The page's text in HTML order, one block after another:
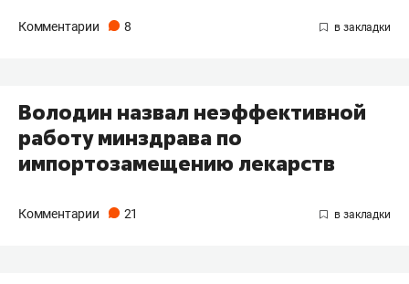
Комментарии 8
Володин назвал неэффективной
работу минздрава по
импортозамещению лекарств
Комментарии 21